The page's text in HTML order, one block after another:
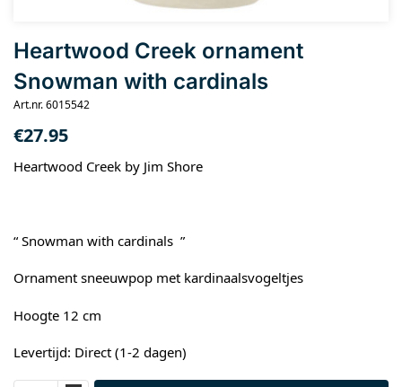
Heartwood Creek ornament
Snowman with cardinals
Art.nr. 6015542
€27.95
Heartwood Creek by Jim Shore
“ Snowman with cardinals ”
Ornament sneeuwpop met kardinaalsvogeltjes
Hoogte 12 cm
Levertijd: Direct (1-2 dagen)